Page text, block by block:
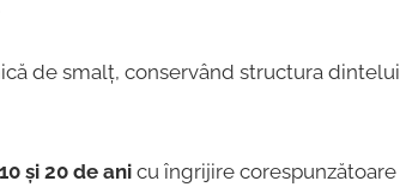
de smalț, conservând structura dintelui
10 și 20 de anicu îngrijire corespunzătoare